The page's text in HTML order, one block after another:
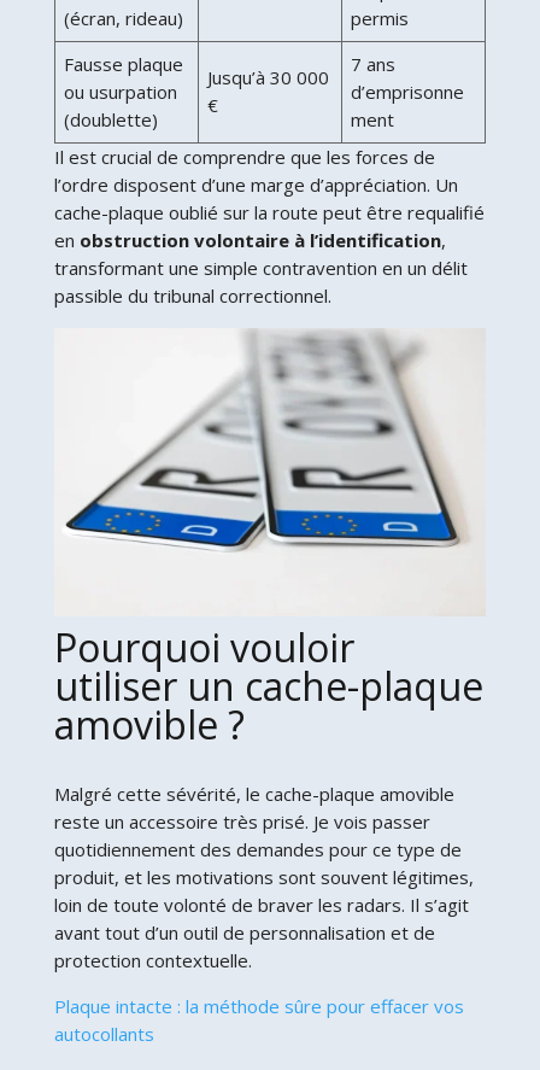
(écran, rideau)
permis
Fausse plaque
ou usurpation
(doublette)
Jusqu’à 30 000
€
7 ans
d’emprisonne
ment
Il est crucial de comprendre que les forces de
l’ordre disposent d’une marge d’appréciation. Un
cache-plaque oublié sur la route peut être requalifié
en obstruction volontaire à l’identification,
transformant une simple contravention en un délit
passible du tribunal correctionnel.
Pourquoi vouloir
utiliser un cache-plaque
amovible ?
Malgré cette sévérité, le cache-plaque amovible
reste un accessoire très prisé. Je vois passer
quotidiennement des demandes pour ce type de
produit, et les motivations sont souvent légitimes,
loin de toute volonté de braver les radars. Il s’agit
avant tout d’un outil de personnalisation et de
protection contextuelle.
Plaque intacte : la méthode sûre pour effacer vos
autocollants